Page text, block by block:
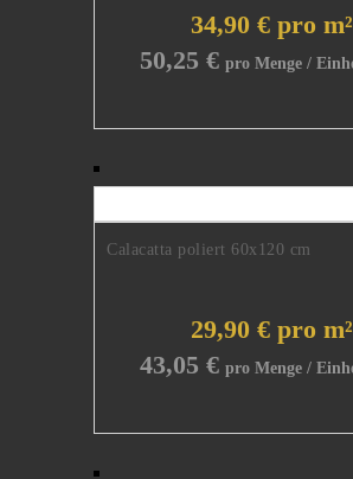
34,90 € pro m²
50,25 €
Calacatta poliert 60x120 cm
29,90 € pro m²
43,05 €